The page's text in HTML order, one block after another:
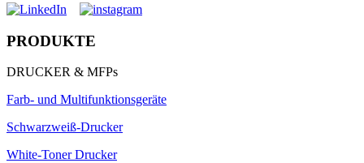
PRODUKTE
DRUCKER & MFPs
Farb- und Multifunktionsgeräte
Schwarzweiß-Drucker
White-Toner Drucker